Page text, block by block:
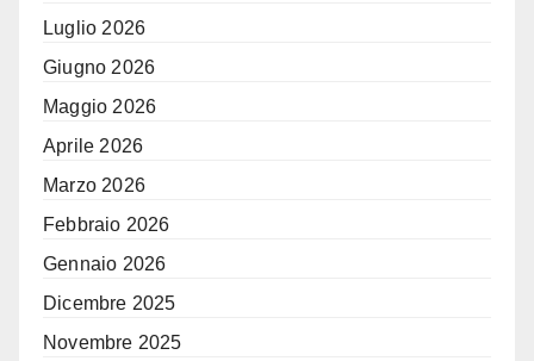
Luglio 2026
Giugno 2026
Maggio 2026
Aprile 2026
Marzo 2026
Febbraio 2026
Gennaio 2026
Dicembre 2025
Novembre 2025